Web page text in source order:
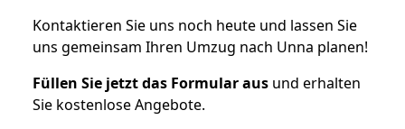
Kontaktieren Sie uns noch heute und lassen Sie
uns gemeinsam Ihren Umzug nach Unna planen!
Füllen Sie jetzt das Formular aus und erhalten
Sie kostenlose Angebote.